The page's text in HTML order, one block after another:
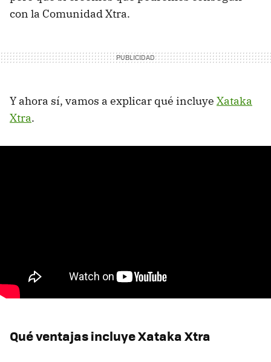
con la Comunidad Xtra.
Y ahora sí, vamos a explicar qué incluye Xataka
Xtra.
Qué ventajas incluye Xataka Xtra